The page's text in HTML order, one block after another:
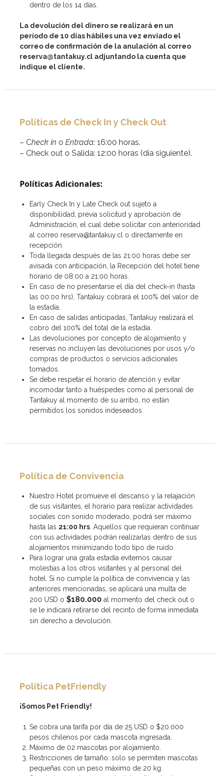
dentro de los 14 días.
La devolución del dinero se realizará en un
período de 10 días hábiles una vez enviado el
correo de confirmación de la anulación al correo
reserva@tantakuy.cl adjuntando la cuenta que
indique el cliente.
Políticas de Check In y Check Out
– Check in o Entrada: 16:00 horas.
– Check out o Salida: 12:00 horas (día siguiente).
Políticas Adicionales:
Early Check In y Late Check out sujeto a
disponibilidad, previa solicitud y aprobación de
Administración, el cual debe solicitar con anterioridad
al correo reserva@tantakuy.cl o directamente en
recepción.
Toda llegada después de las 21:00 horas debe ser
avisada con anticipación, la Recepción del hotel tiene
horario de 08:00 a 21:00 horas.
En caso de no presentarse el día del check-in (hasta
las 00:00 hrs), Tantakuy cobrará el 100% del valor de
la estadía.
En caso de salidas anticipadas, Tantakuy realizará el
cobro del 100% del total de la estadía.
Las devoluciones por concepto de alojamiento y
reservas no incluyen las devoluciones por usos y/o
compras de productos o servicios adicionales
tomados.
Se debe respetar el horario de atención y evitar
incomodar tanto a huéspedes como al personal de
Tantakuy al momento de su arribo, no están
permitidos los sonidos indeseados.
Política de Convivencia
Nuestro Hotel promueve el descanso y la relajación
de sus visitantes, el horario para realizar actividades
sociales con sonido moderado, podrá ser máximo
hasta las 21:00 hrs . Aquellos que requieran continuar
con sus actividades podrán realizarlas dentro de sus
alojamientos minimizando todo tipo de ruido.
Para lograr una grata estadía evitemos causar
molestias a los otros visitantes y al personal del
hotel. Si no cumple la política de convivencia y las
anteriores mencionadas, se aplicará una multa de
200 USD o $180.000 al momento del check out o
se le indicará retirarse del recinto de forma inmediata
sin derecho a devolución.
Política PetFriendly
¡Somos Pet Friendly!
Se cobra una tarifa por día de 25 USD o $20.000
pesos chilenos por cada mascota ingresada.
Máximo de 02 mascotas por alojamiento.
Restricciones de tamaño: solo se permiten mascotas
pequeñas con un peso máximo de 20 kg.